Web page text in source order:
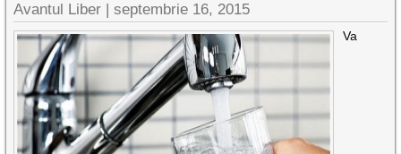
Avantul Liber |septembrie 16, 2015
Va